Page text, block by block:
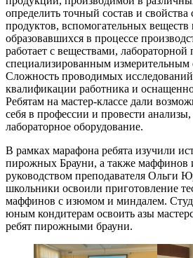
определить точный состав и свойства
продуктов, вспомогательных веществ
образовавшихся в процессе
работает с веществами, лабораторной
специализированным измерительным
Сложность проводимых исследований
квалификации работника и
Ребятам на мастер-классе дали
себя в профессии и провести
лабораторное оборудование.
В рамках марафона ребята изучили
пирожных Брауни, а также маффинов
руководством преподавателя Ольги
школьники освоили приготовление
маффинов с изюмом и миндалем.
юным кондитерам освоить азы
ребят пирожными брауни.